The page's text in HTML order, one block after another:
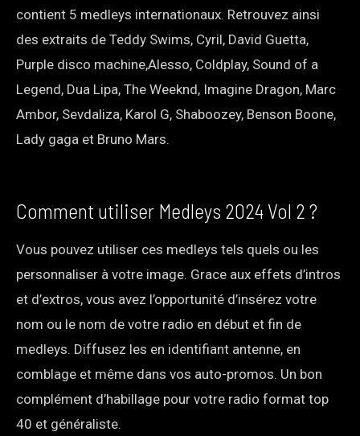
contient 5 medleys internationaux. Retrouvez ainsi
des extraits de Teddy Swims, Cyril, David Guetta,
Purple disco machine,Alesso, Coldplay, Sound of a
Legend, Dua Lipa, The Weeknd, Imagine Dragon, Marc
Ambor, Sevdaliza, Karol G, Shaboozey, Benson Boone,
Lady gaga et Bruno Mars.
Comment utiliser Medleys 2024 Vol 2 ?
Vous pouvez utiliser ces medleys tels quels ou les
personnaliser à votre image. Grace aux effets d’intros
et d’extros, vous avez l’opportunité d’insérez votre
nom ou le nom de votre radio en début et fin de
medleys. Diffusez les en identifiant antenne, en
comblage et même dans vos auto-promos. Un bon
complément d’habillage pour votre radio format top
40 et généraliste.